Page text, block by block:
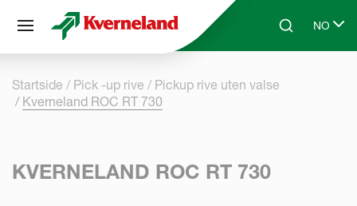
Skip to main contentSearchNO
Select
Startside Pick -up rive
Pickup rive uten valse
Kverneland ROC RT 730
KVERNELAND ROC RT 730
Panel for informasjonskapsler